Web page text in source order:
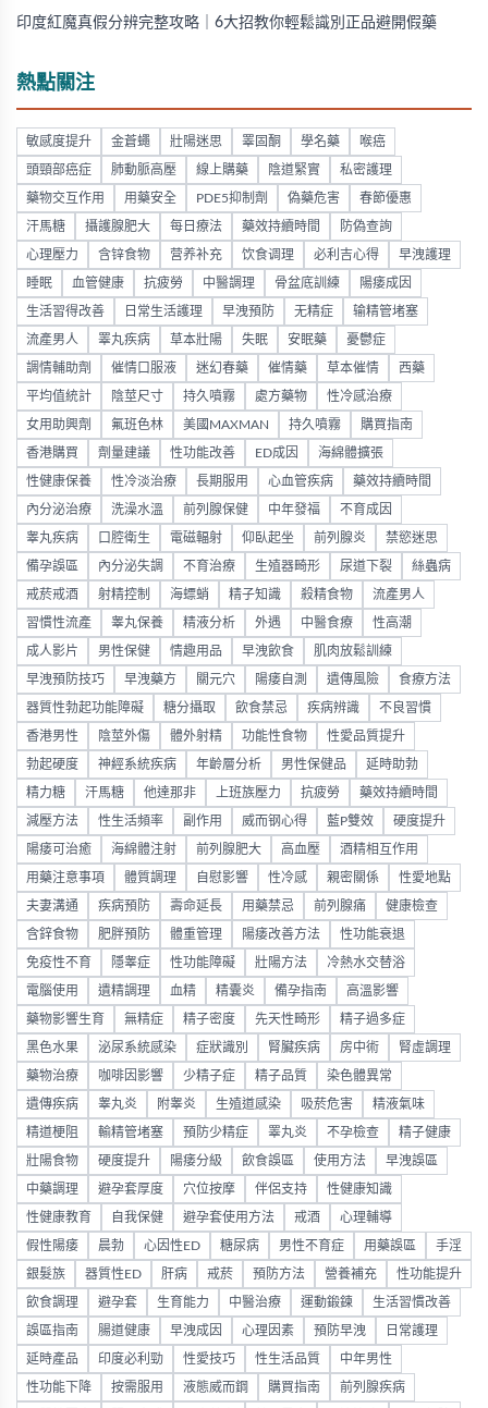
印度紅魔真假分辨完整攻略｜6大招教你輕鬆識別正品避開假藥
熱點關注
敏感度提升 金蒼蠅 壯陽迷思 睪固酮 學名藥 喉癌
頭頸部癌症 肺動脈高壓 線上購藥 陰道緊實 私密護理
藥物交互作用 用藥安全 PDE5抑制劑 偽藥危害 春節優惠
汗馬糖 攝護腺肥大 每日療法 藥效持續時間 防偽查詢
心理壓力 含锌食物 营养补充 饮食调理 必利吉心得 早洩護理
睡眠 血管健康 抗疲勞 中醫調理 骨盆底訓練 陽痿成因
生活習得改善 日常生活護理 早洩預防 无精症 输精管堵塞
流產男人 睪丸疾病 草本壯陽 失眠 安眠藥 憂鬱症
調情輔助劑 催情口服液 迷幻春藥 催情藥 草本催情 西藥
平均值統計 陰莖尺寸 持久噴霧 處方藥物 性冷感治療
女用助興劑 氟班色林 美國MAXMAN 持久噴霧 購買指南
香港購買 劑量建議 性功能改善 ED成因 海綿體擴張
性健康保養 性冷淡治療 長期服用 心血管疾病 藥效持續時間
內分泌治療 洗澡水溫 前列腺保健 中年發福 不育成因
睾丸疾病 口腔衛生 電磁輻射 仰臥起坐 前列腺炎 禁慾迷思
備孕誤區 內分泌失調 不育治療 生殖器畸形 尿道下裂 絲蟲病
戒菸戒酒 射精控制 海螵蛸 精子知識 殺精食物 流產男人
習慣性流產 睾丸保養 精液分析 外遇 中醫食療 性高潮
成人影片 男性保健 情趣用品 早洩飲食 肌肉放鬆訓練
早洩預防技巧 早洩藥方 關元穴 陽痿自測 遺傳風險 食療方法
器質性勃起功能障礙 糖分攝取 飲食禁忌 疾病辨識 不良習慣
香港男性 陰莖外傷 體外射精 功能性食物 性愛品質提升
勃起硬度 神經系統疾病 年齡層分析 男性保健品 延時助勃
精力糖 汗馬糖 他達那非 上班族壓力 抗疲勞 藥效持續時間
減壓方法 性生活頻率 副作用 威而钢心得 藍P雙效 硬度提升
陽痿可治癒 海綿體注射 前列腺肥大 高血壓 酒精相互作用
用藥注意事項 體質調理 自慰影響 性冷感 親密關係 性愛地點
夫妻溝通 疾病預防 壽命延長 用藥禁忌 前列腺痛 健康檢查
含鋅食物 肥胖預防 體重管理 陽痿改善方法 性功能衰退
免疫性不育 隱睾症 性功能障礙 壯陽方法 冷熱水交替浴
電腦使用 遺精調理 血精 精囊炎 備孕指南 高溫影響
藥物影響生育 無精症 精子密度 先天性畸形 精子過多症
黑色水果 泌尿系統感染 症狀識別 腎臟疾病 房中術 腎虛調理
藥物治療 咖啡因影響 少精子症 精子品質 染色體異常
遺傳疾病 睾丸炎 附睾炎 生殖道感染 吸菸危害 精液氣味
精道梗阻 輸精管堵塞 預防少精症 睪丸炎 不孕檢查 精子健康
壯陽食物 硬度提升 陽痿分級 飲食誤區 使用方法 早洩誤區
中藥調理 避孕套厚度 穴位按摩 伴侶支持 性健康知識
性健康教育 自我保健 避孕套使用方法 戒酒 心理輔導
假性陽痿 晨勃 心因性ED 糖尿病 男性不育症 用藥誤區 手淫
銀髮族 器質性ED 肝病 戒菸 預防方法 營養補充 性功能提升
飲食調理 避孕套 生育能力 中醫治療 運動鍛鍊 生活習慣改善
誤區指南 腸道健康 早洩成因 心理因素 預防早洩 日常護理
延時產品 印度必利勁 性愛技巧 性生活品質 中年男性
性功能下降 按需服用 液態威而鋼 購買指南 前列腺疾病